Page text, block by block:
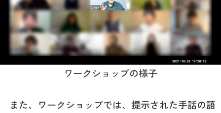
ワークショップの様子
また、ワークショップでは、提示された手話の語